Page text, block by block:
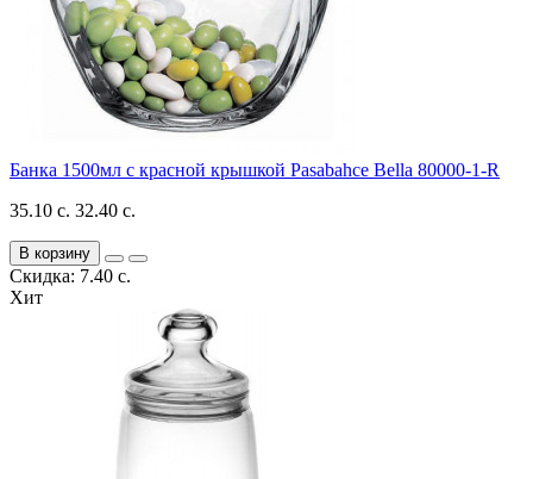
Банка 1500мл с красной крышкой Pasabahce Bella 80000-1-R
35.10 с. 32.40 с.
В корзину
Скидка: 7.40 с.
Хит